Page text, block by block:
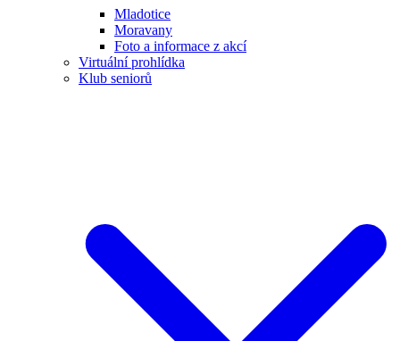
Mladotice
Moravany
Foto a informace z akcí
Virtuální prohlídka
Klub seniorů